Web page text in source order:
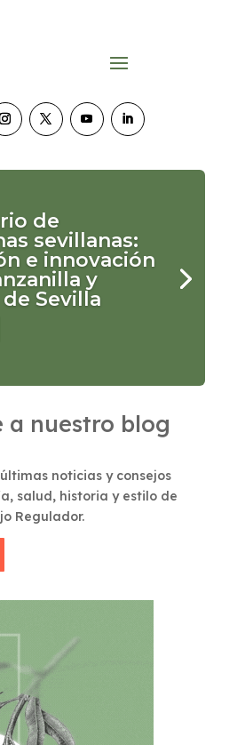
de
sevillanas:
e innovación
y
Sevilla
a nuestro blog
noticias y consejos
salud, historia y estilo de
Regulador.